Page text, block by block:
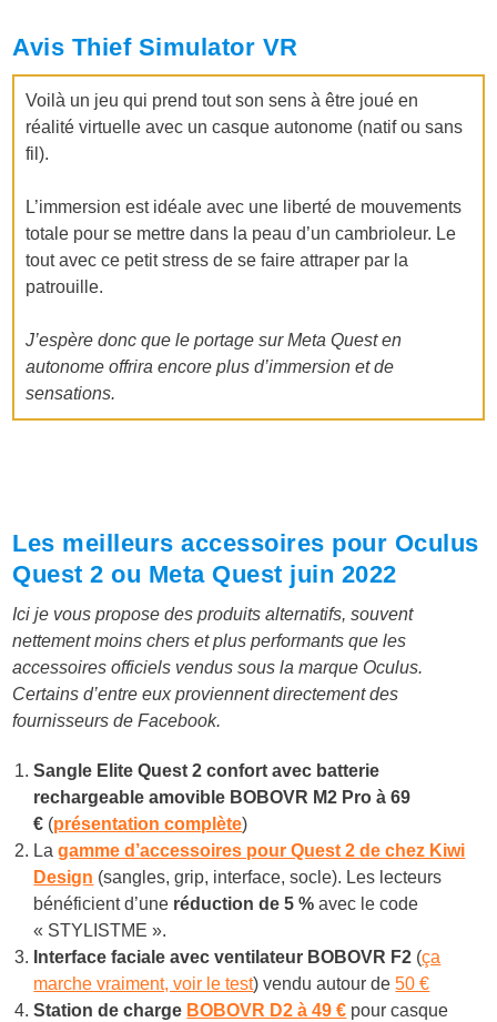
Avis Thief Simulator VR
Voilà un jeu qui prend tout son sens à être joué en
réalité virtuelle avec un casque autonome (natif ou sans
fil).
L’immersion est idéale avec une liberté de mouvements
totale pour se mettre dans la peau d’un cambrioleur. Le
tout avec ce petit stress de se faire attraper par la
patrouille.
J’espère donc que le portage sur Meta Quest en
autonome offrira encore plus d’immersion et de
sensations.
Les meilleurs accessoires pour Oculus
Quest 2 ou Meta Quest juin 2022
Ici je vous propose des produits alternatifs, souvent
nettement moins chers et plus performants que les
accessoires officiels vendus sous la marque Oculus.
Certains d’entre eux proviennent directement des
fournisseurs de Facebook.
Sangle Elite Quest 2 confort avec batterie
rechargeable amovible BOBOVR M2 Pro à 69
€ (présentation complète)
Lagamme d’accessoires pour Quest 2 de chez Kiwi
Design (sangles, grip, interface, socle). Les lecteurs
bénéficient d’une réduction de 5 % avec le code
« STYLISTME ».
Interface faciale avec ventilateur BOBOVR F2 (ça
marche vraiment, voir le test) vendu autour de50 €
Station de charge BOBOVR D2 à 49 € pour casque